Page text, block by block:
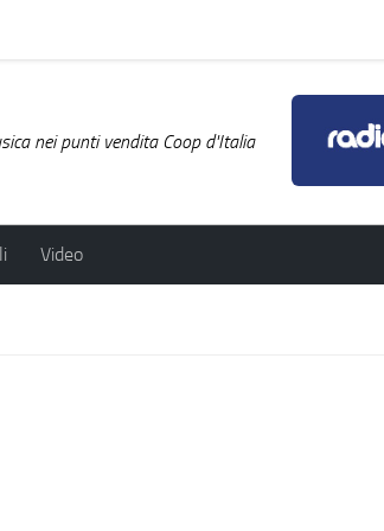
nei punti vendita Coop d'Italia
Video